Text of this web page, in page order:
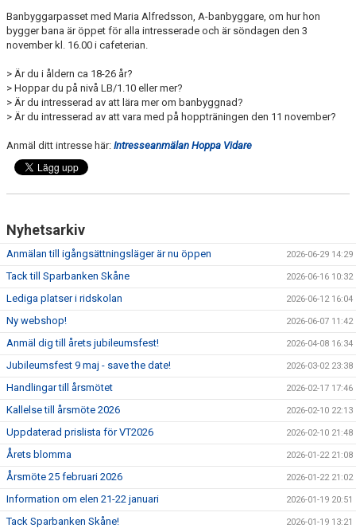
HIPPOCRATES
STÖTTA TORNS
LEKTIONSPLANERING RIDSKOLA
Banbyggarpasset med Maria Alfredsson, A-banbyggare, om hur hon
bygger bana är öppet för alla intresserade och är söndagen den 3
november kl. 16.00 i cafeterian.
> Är du i åldern ca 18-26 år?
> Hoppar du på nivå LB/1.10 eller mer?
> Är du intresserad av att lära mer om banbyggnad?
> Är du intresserad av att vara med på hoppträningen den 11 november?
Anmäl ditt intresse här: Intresseanmälan Hoppa Vidare
Nyhetsarkiv
Anmälan till igångsättningsläger är nu öppen 2026-06-29 14:29
Tack till Sparbanken Skåne 2026-06-16 10:32
Lediga platser i ridskolan 2026-06-12 16:04
Ny webshop! 2026-06-07 11:42
Anmäl dig till årets jubileumsfest! 2026-04-08 16:34
Jubileumsfest 9 maj - save the date! 2026-03-02 23:38
Handlingar till årsmötet 2026-02-17 17:46
Kallelse till årsmöte 2026 2026-02-10 22:13
Uppdaterad prislista för VT2026 2026-02-10 21:48
Årets blomma 2026-01-22 21:08
Årsmöte 25 februari 2026 2026-01-22 21:02
Information om elen 21-22 januari 2026-01-19 20:51
Tack Sparbanken Skåne! 2026-01-19 13:21